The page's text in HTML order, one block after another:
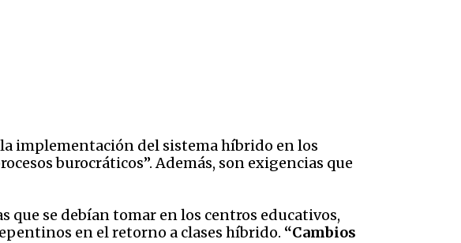
implementación del sistema híbrido en los
burocráticos”. Además, son exigencias que
que se debían tomar en los centros educativos,
en el retorno a clases híbrido. “Cambios